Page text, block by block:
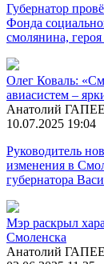
Губернатор
Фонда
смолянина,
Олег Коваль:
авиасистем –
Анатолий
10.07.2025 19:04
Руководитель
изменения в
губернатора
Мэр раскрыл
Смоленска
Анатолий